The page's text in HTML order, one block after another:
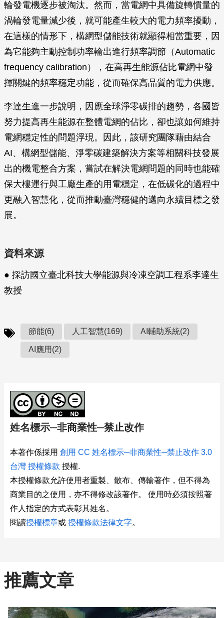
輪發電機逐步被淘汰。然而，當電網中具備旋轉慣量的
渦輪發電量減少後，就可能產生較大的電力頻率擾動，
在這樣的情形下，構網型儲能技術就顯得相當重要，因
為它能夠主動控制功率輸出進行頻率調節（Automatic
frequency calibration），在高再生能源佔比電網中發
揮關鍵的頻率穩定功能，從而確保高品質的電力供應。
李達生進一步說明，因應全球淨零碳排的趨勢，各國皆
努力提高再生能源在整體電網的佔比，卻也讓如何維持
電網穩定性的問題浮現。因此，該研究團隊藉由結合
AI、構網型儲能、淨零碳建築解決方案等相關科技發展
出的機電整合方案，嘗試在解決電網問題的同時也能確
保大樓運行與工廠生產的用電穩定，在低碳化的過程中
更融入智慧化，從而推動臺灣穩健的邁向永續目標之發
展。
資料來源
● 採訪國立臺北科技大學能源與冷凍空調工程系李達生
教授
節能(6) 人工智慧(169) AI輔助系統(2)
AI應用(2)
姓名標示─非商業性─禁止改作
本著作係採用 創用 CC 姓名標示─非商業性─禁止改作 3.0
台灣 授權條款 授權.
本授權條款允許使用者重製、散布、傳輸著作，但不得為
商業目的之使用，亦不得修改該著作。 使用時必須按照著
作人指定的方式表彰其姓名。
閱讀授權標章或 授權條款法律文字。
推薦文章